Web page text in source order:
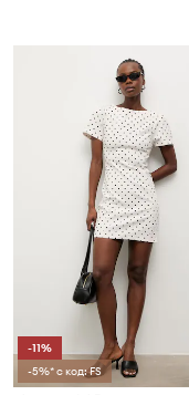
-11%
-5%* с код: FS